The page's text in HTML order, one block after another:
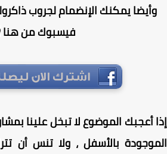
وأيضا يمكنك الإنضمام لجروب
فيسبوك من هنا 👇
أعجبك الموضوع لا تبخل علينا
بالأسفل ، ولا تنس أن تترك